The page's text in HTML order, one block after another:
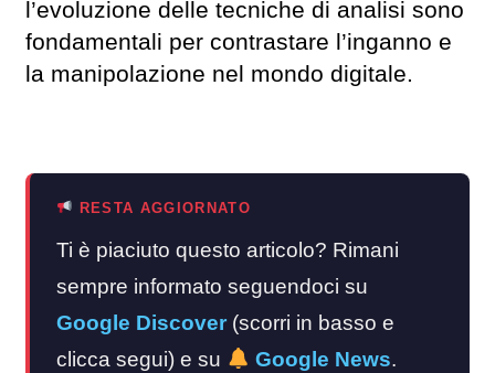
l’evoluzione delle tecniche di analisi sono
fondamentali per contrastare l’inganno e
la manipolazione nel mondo digitale.
RESTA AGGIORNATO
Ti è piaciuto questo articolo? Rimani
sempre informato seguendoci su
Google Discover (scorri in basso e
clicca segui) e su
Google News.